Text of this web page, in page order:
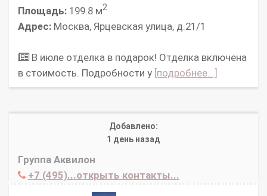
Площадь: 199.8 м2
Адрес: Москва, Ярцевская улица, д.21/1
В июле отделка в подарок! Отделка включена
в стоимость. Подробности у [подробнее...]
Добавлено:
1 день назад
Группа Аквилон
+7 (495)...открыть контакты...